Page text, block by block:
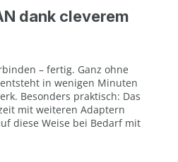
dank cleverem
– fertig. Ganz ohne
in wenigen Minuten
Besonders praktisch: Das
mit weiteren Adaptern
diese Weise bei Bedarf mit